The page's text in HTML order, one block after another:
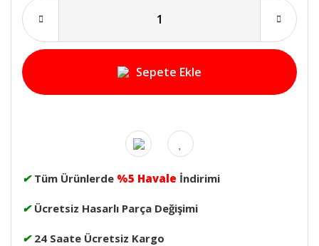
Sepete Ekle
✔ Tüm Ürünlerde %5 Havale İndirimi
✔ Ücretsiz Hasarlı Parça Değişimi
✔ 24 Saate Ücretsiz Kargo